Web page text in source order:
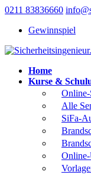
0211 83836660
Gewinnspiel
Home
Kurse &
Online-
Alle
SiFa-